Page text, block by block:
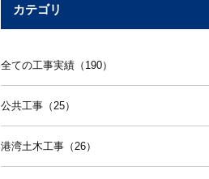
カテゴリ
全ての工事実績（190）
公共工事（25）
港湾土木工事（26）